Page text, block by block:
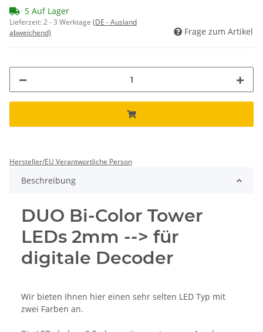
5 Auf Lager
Lieferzeit:2 - 3 Werktage (DE - Ausland
abweichend)
Frage zum Artikel
Hersteller/EU Verantwortliche Person
Beschreibung
DUO Bi-Color Tower
LEDs 2mm --> für
digitale Decoder
Wir bieten Ihnen hier einen sehr selten LED Typ mit
zwei Farben an.